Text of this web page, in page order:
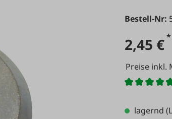
Bestell-Nr:
2,45 €*
Preise inkl.
lagernd